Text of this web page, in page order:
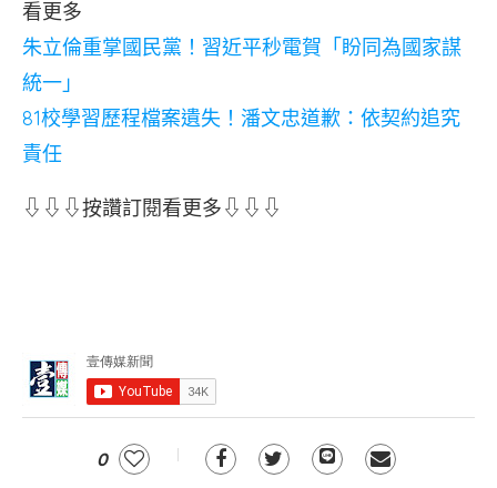
看更多
朱立倫重掌國民黨！習近平秒電賀「盼同為國家謀
統一」
81校學習歷程檔案遺失！潘文忠道歉：依契約追究
責任
⇩⇩⇩按讚訂閱看更多⇩⇩⇩
0